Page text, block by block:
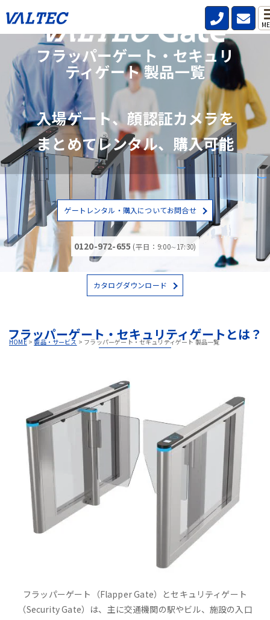
HOME>製品・サービス > フラッパーゲート・セキュリティゲート 製品一覧
フラッパーゲート・セキュリ
ティゲート 製品一覧
入場ゲート、顔認証カメラを
まとめてレンタル、購入可能
ゲートレンタル・購入についてお問合せ
0120-972-655 (平日：9:00∼17:30)
カタログダウンロード
フラッパーゲート・セキュリティゲートとは？
フラッパーゲート（Flapper Gate）とセキュリティゲート
（Security Gate）は、主に交通機関の駅やビル、施設の入口